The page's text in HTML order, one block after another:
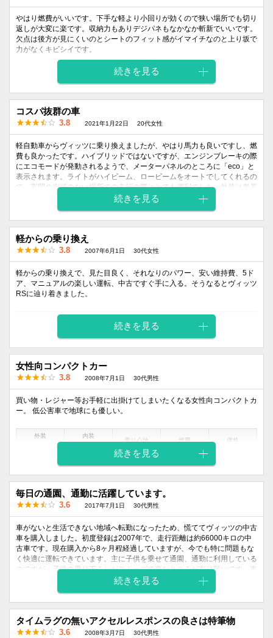
やはり燃費がいいです。下手な軽より小回りが効くので狭い場所でも切り
返しが大変に楽です。収納力もありデジパネもなかなか斬新でいいです。
欠点は後方が見にくいのとシートのフィット感がイマイチなのと上り坂で
力がなくキビシイです。
デザイン
5 4 4 3 4
続きを見る
コスパ抜群の車
3.8 2021年1月22日 20代女性
軽自動車からヴィッツに乗り換えましたが、やはり馬力も良いですし、燃
費も良かったです。ハイブリッドではないですが、エンジンブレーキの際
にエコモードが発動されるようで、メーターパネルのところに「eco」と
表示されます。ライトがハイビーム、ロービームをオートでしてくれるの
で、夜間の街頭のない場所での走行の際にとても便利でした。外装は老若
男女ウケのシンプルで無駄のない顔つきだとおもいます。燃費も街乗りで
15km/Lほどなので良い方だと思います。やはり安全面等を考えると普通
車がいいなと思います。最近流行っているSUVだと街乗りだと不便なの
で、ヴィッツのようなコンパクトがコスパの良い車だなと思いました。
外装
デザイン
内装
デザイン
4 3 4 4
続きを見る
軽からの乗り換え
3.8 2007年6月1日 30代女性
軽からの乗り換えで、見た目良く、それなりのパワー、安い維持費、5ド
ア、マニュアルの楽しい運転、中古ですぐ手に入る。そうなるとヴィッツ
RSに辿り着きました。
乗り心地
続きを見る
女性向コンパクトカー
3.8 2008年7月1日 30代男性
買い物・レジャー等お手軽に出掛けてしまいたくなる女性向コンパクトカ
ー。 低公害車で地球にも優しい。
外装
内装
乗り心地 燃費 価格
4
続きを見る
毎日の通園、通勤に活躍しています。
3.6 2017年7月1日 30代男性
車がないと生活できない地域へ転勤になったため、慌ててヴィッツの中古
車を購入しました。初度登録は2007年で、走行距離は約66000キロの中
古車です。現在購入から8ヶ月程経過していますが、今でも特に問題もな
く快適に運転できています。主に子供を乗せて通園、通勤に利用している
のですが、子供の乗り下ろしがスムーズで楽なところが有り難いです。車
内も広すぎないので、子供とコミュニケーションを取りながら通園できて
いる点も気に入っているポイントです。また、コンパクトなので狭い道も
楽に走れますし、駐車もしやすいので、あまり運転が得意とは言えない私
にピッタリでした。コンパクトではありますが、1300ccあり、高速でス
ピードを出した時もさほど気になる点はありませんでした。トータルで考
えてとても使い勝手の良い車です。
続きを見る
タイムラグの無いアクセルレスポンスの良さは特筆物
3.6 2008年3月7日 30代男性